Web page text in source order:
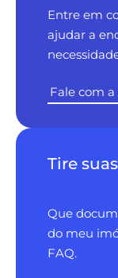
Entre em
ajudar a
Fale com
Tire suas
Que
do meu
FAQ.